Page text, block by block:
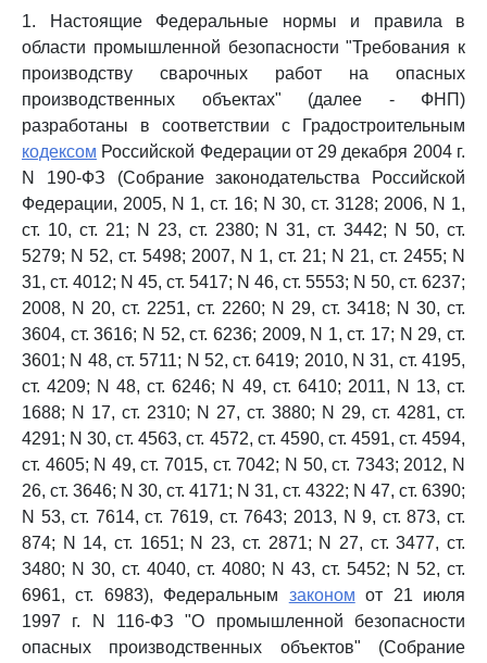
1. Настоящие Федеральные нормы и правила в
области промышленной безопасности "Требования к
производству сварочных работ на опасных
производственных объектах" (далее - ФНП)
разработаны в соответствии с Градостроительным
кодексом Российской Федерации от 29 декабря 2004 г.
N 190-ФЗ (Собрание законодательства Российской
Федерации, 2005, N 1, ст. 16; N 30, ст. 3128; 2006, N 1,
ст. 10, ст. 21; N 23, ст. 2380; N 31, ст. 3442; N 50, ст.
5279; N 52, ст. 5498; 2007, N 1, ст. 21; N 21, ст. 2455; N
31, ст. 4012; N 45, ст. 5417; N 46, ст. 5553; N 50, ст. 6237;
2008, N 20, ст. 2251, ст. 2260; N 29, ст. 3418; N 30, ст.
3604, ст. 3616; N 52, ст. 6236; 2009, N 1, ст. 17; N 29, ст.
3601; N 48, ст. 5711; N 52, ст. 6419; 2010, N 31, ст. 4195,
ст. 4209; N 48, ст. 6246; N 49, ст. 6410; 2011, N 13, ст.
1688; N 17, ст. 2310; N 27, ст. 3880; N 29, ст. 4281, ст.
4291; N 30, ст. 4563, ст. 4572, ст. 4590, ст. 4591, ст. 4594,
ст. 4605; N 49, ст. 7015, ст. 7042; N 50, ст. 7343; 2012, N
26, ст. 3646; N 30, ст. 4171; N 31, ст. 4322; N 47, ст. 6390;
N 53, ст. 7614, ст. 7619, ст. 7643; 2013, N 9, ст. 873, ст.
874; N 14, ст. 1651; N 23, ст. 2871; N 27, ст. 3477, ст.
3480; N 30, ст. 4040, ст. 4080; N 43, ст. 5452; N 52, ст.
6961, ст. 6983), Федеральным законом от 21 июля
1997 г. N 116-ФЗ "О промышленной безопасности
опасных производственных объектов" (Собрание